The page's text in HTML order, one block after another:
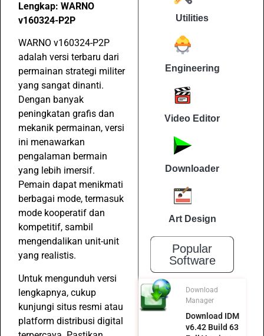
Lengkap: WARNO
v160324-P2P
WARNO v160324-P2P
adalah versi terbaru dari
permainan strategi militer
yang sangat dinanti.
Dengan banyak
peningkatan grafis dan
mekanik permainan, versi
ini menawarkan
pengalaman bermain
yang lebih imersif.
Pemain dapat menikmati
berbagai mode, termasuk
mode kooperatif dan
kompetitif, sambil
mengendalikan unit-unit
yang realistis.
Untuk mengunduh versi
lengkapnya, cukup
kunjungi situs resmi atau
platform distribusi digital
Utilities
Engineering
Video Editor
Downloader
Art Design
Popular
Software
Download
Manager
Download IDM
v6.42 Build 63